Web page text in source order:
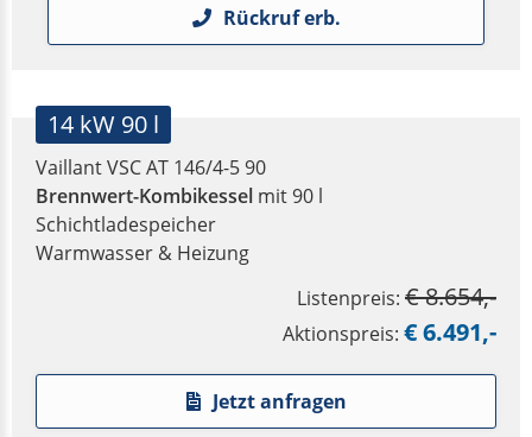
Rückruf erb.
14 kW 90 l
Vaillant VSC AT 146/4-5 90
Brennwert-Kombikessel mit 90 l
Schichtladespeicher
Warmwasser & Heizung
Listenpreis: € 8.654,-
Aktionspreis: € 6.491,-
Jetzt anfragen